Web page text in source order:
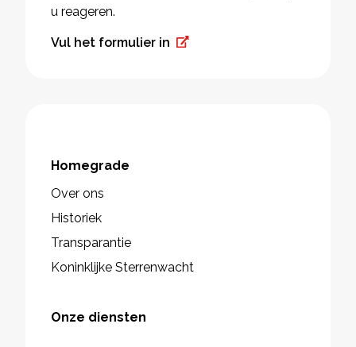
u reageren.
Vul het formulier in
Homegrade
Over ons
Historiek
Transparantie
Koninklijke Sterrenwacht
Onze diensten